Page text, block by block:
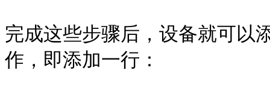
完成这些步骤后，设备就可以
作，即添加一行：